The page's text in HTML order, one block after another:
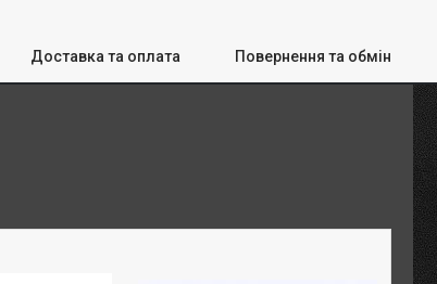
Доставка та оплата Повернення та обмін